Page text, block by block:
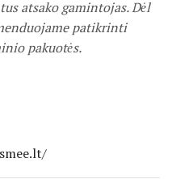
atsako gamintojas. Dėl
patikrinti
pakuotės.